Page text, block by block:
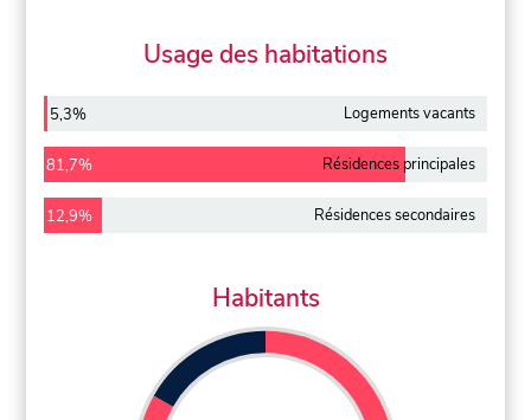
Usage des habitations
5,3% Logements vacants
81,7% Résidences principales
12,9% Résidences secondaires
Habitants